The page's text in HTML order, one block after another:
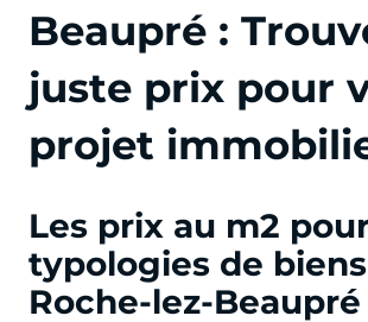
Beaupré :
juste prix pour
projet
Les prix au m2
typologies de
Roche-lez-Beaupré